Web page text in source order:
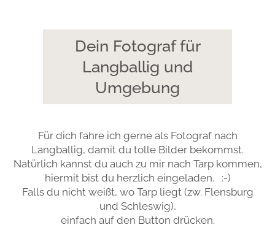
Dein Fotograf für
Langballig und
Umgebung
Für dich fahre ich gerne als Fotograf nach
Langballig, damit du tolle Bilder bekommst.
Natürlich kannst du auch zu mir nach Tarp kommen,
hiermit bist du herzlich eingeladen. :-)
Falls du nicht weißt, wo Tarp liegt (zw. Flensburg
und Schleswig),
einfach auf den Button drücken.